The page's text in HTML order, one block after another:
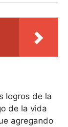
logros de la
de la vida
agregando